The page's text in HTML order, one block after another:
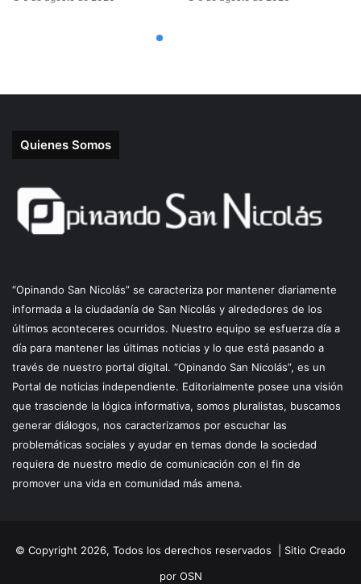
Quienes Somos
“Opinando San Nicolás” se caracteriza por mantener diariamente
informada a la ciudadanía de San Nicolás y alrededores de los
últimos aconteceres ocurridos. Nuestro equipo se esfuerza día a
día para mantener las últimas noticias y lo que está pasando a
través de nuestro portal digital. “Opinando San Nicolás”, es un
Portal de noticias independiente. Editorialmente posee una visión
que trasciende la lógica informativa, somos pluralistas, buscamos
generar diálogos, nos caracterizamos por escuchar las
problemáticas sociales y ayudar en temas donde la sociedad
requiera de nuestro medio de comunicación con el fin de
promover una vida en comunidad más amena.
© Copyright 2026, Todos los derechos reservados | Sitio Creado
por OSN